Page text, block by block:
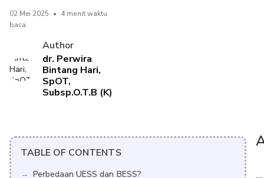
02 Mei 2025 • 4 menit waktu
baca
Author
dr. Perwira
Bintang Hari,
SpOT,
Subsp.O.T.B (K)
TABLE OF CONTENTS
Perbedaan UESS dan BESS?